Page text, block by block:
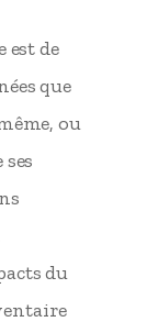
est de
que
ou
du